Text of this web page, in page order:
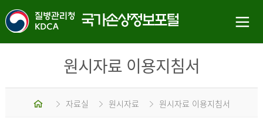
원시자료 이용지침서
홈 자료실 원시자료 원시자료 이용지침서